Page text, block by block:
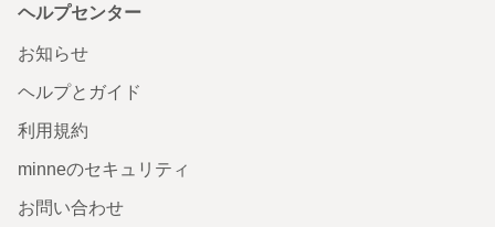
ヘルプセンター
お知らせ
ヘルプとガイド
利用規約
minneのセキュリティ
お問い合わせ